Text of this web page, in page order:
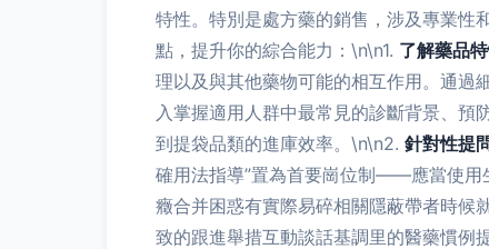
特性。特別是處方藥的銷售，涉及專業性
點，提升你的綜合能力：\n\n1. 了解藥品
理以及與其他藥物可能的相互作用。通過
入掌握適用人群中最常見的診斷背景、預
到提袋品類的進庫效率。\n\n2. 針對性提
確用法指導”置為首要崗位制——應當使用
癥合并困惑有實際易碎相關隱蔽帶者時候
致的跟進舉措互動談話基調里的醫藥慣